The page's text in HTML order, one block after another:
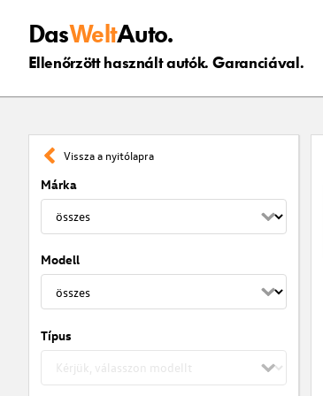
DasWeltAuto.
Ellenőrzött használt autók. Garanciával.
Vissza a nyitólapra
Márka
Modell
Típus